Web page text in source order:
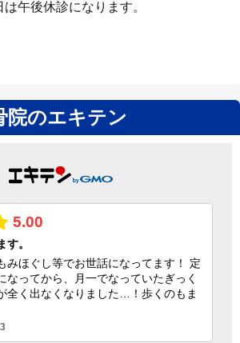
午後休診になります。
院のエキテン